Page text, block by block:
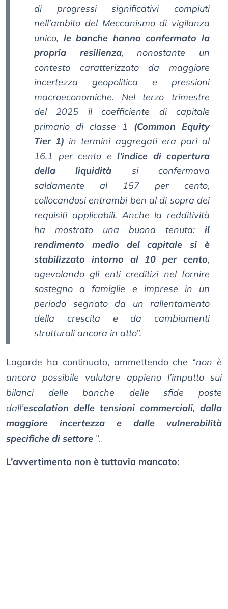
di progressi significativi compiuti
nell’ambito del Meccanismo di vigilanza
unico, le banche hanno confermato la
propria resilienza, nonostante un
contesto caratterizzato da maggiore
incertezza geopolitica e pressioni
macroeconomiche. Nel terzo trimestre
del 2025 il coefficiente di capitale
primario di classe 1 (Common Equity
Tier 1) in termini aggregati era pari al
16,1 per cento e l’indice di copertura
della liquidità si confermava
saldamente al 157 per cento,
collocandosi entrambi ben al di sopra dei
requisiti applicabili. Anche la redditività
ha mostrato una buona tenuta: il
rendimento medio del capitale si è
stabilizzato intorno al 10 per cento,
agevolando gli enti creditizi nel fornire
sostegno a famiglie e imprese in un
periodo segnato da un rallentamento
della crescita e da cambiamenti
strutturali ancora in atto”.
Lagarde ha continuato, ammettendo che “non è
ancora possibile valutare appieno l’impatto sui
bilanci delle banche delle sfide poste
dall’escalation delle tensioni commerciali, dalla
maggiore incertezza e dalle vulnerabilità
specifiche di settore ”.
L’avvertimento non è tuttavia mancato: